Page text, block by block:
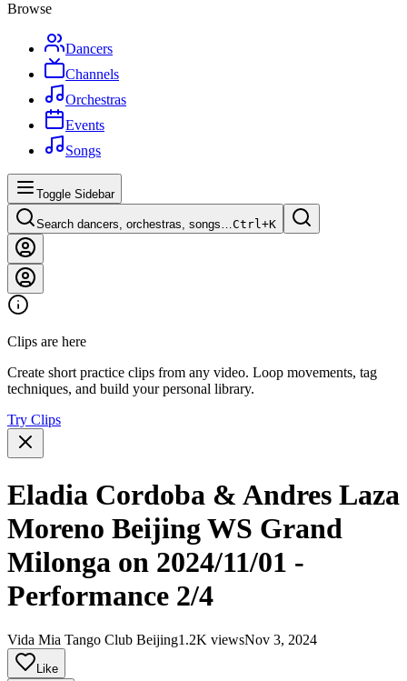
Browse
Dancers
Channels
Orchestras
Events
Songs
Toggle Sidebar
Search dancers, orchestras, songs…Ctrl+K
Clips are here
Create short practice clips from any video. Loop movements, tag
techniques, and build your personal library.
Try Clips
Eladia Cordoba & Andres Laza
Moreno Beijing WS Grand
Milonga on 2024/11/01 -
Performance 2/4
Vida Mia Tango Club Beijing1.2K viewsNov 3, 2024
Like